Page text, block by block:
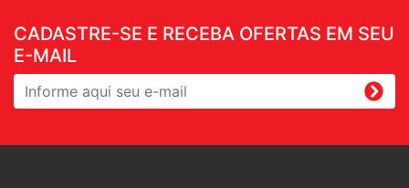
CADASTRE-SE E RECEBA OFERTAS EM SEU
E-MAIL